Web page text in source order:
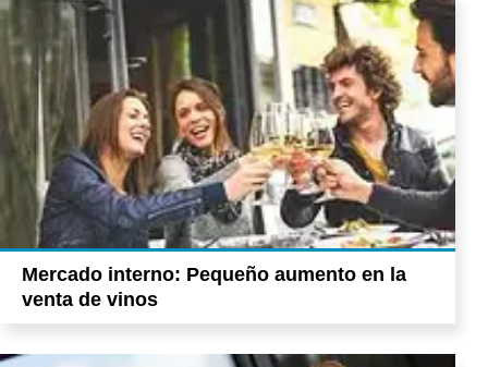
Mercado interno: Pequeño aumento en la
venta de vinos